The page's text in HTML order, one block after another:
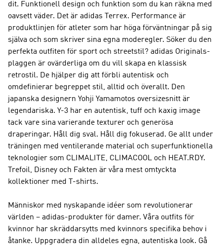
dit. Funktionell design och funktion som du kan räkna med
oavsett väder. Det är adidas Terrex. Performance är
produktlinjen för atleter som har höga förväntningar på sig
själva och som skriver sina egna moderegler. Söker du den
perfekta outfiten för sport och streetstil? adidas Originals-
plaggen är ovärderliga om du vill skapa en klassisk
retrostil. De hjälper dig att förbli autentisk och
omdefinierar begreppet stil, alltid och överallt. Den
japanska designern Yohji Yamamotos oversizesnitt är
legendariska. Y-3 har en autentisk, tuff och kaxig image
tack vare sina varierande texturer och generösa
draperingar. Håll dig sval. Håll dig fokuserad. Ge allt under
träningen med ventilerande material och superfunktionella
teknologier som CLIMALITE, CLIMACOOL och HEAT.RDY.
Trefoil, Disney och Fakten är våra mest omtyckta
kollektioner med T-shirts.
Människor med nyskapande idéer som revolutionerar
världen – adidas-produkter för damer. Våra outfits för
kvinnor har skräddarsytts med kvinnors specifika behov i
åtanke. Uppgradera din alldeles egna, autentiska look. Gå